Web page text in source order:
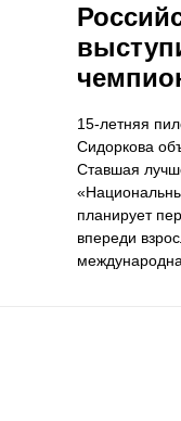
15-летняя
Сидоркова
Ставшая
планирует
впереди